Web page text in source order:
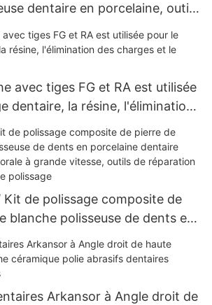
dentaire en porcelaine, outils
à grande vitesse
avec tiges FG et RA est utilisée
dentaire, la résine, l'élimination
polissage.
Kit de polissage composite de
blanche polisseuse de dents en
polissage de résine orale à
de réparation de
polissage
Arkansor à Angle droit de